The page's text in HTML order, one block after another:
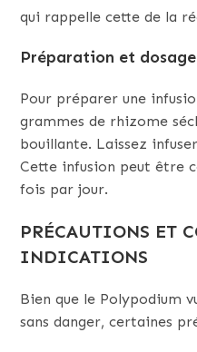
qui rappelle cette de la
Préparation et dosage
Pour préparer une
grammes de rhizome
bouillante. Laissez
Cette infusion peut être
fois par jour.
PRÉCAUTIONS ET
INDICATIONS
Bien que le Polypodium
sans danger, certaines